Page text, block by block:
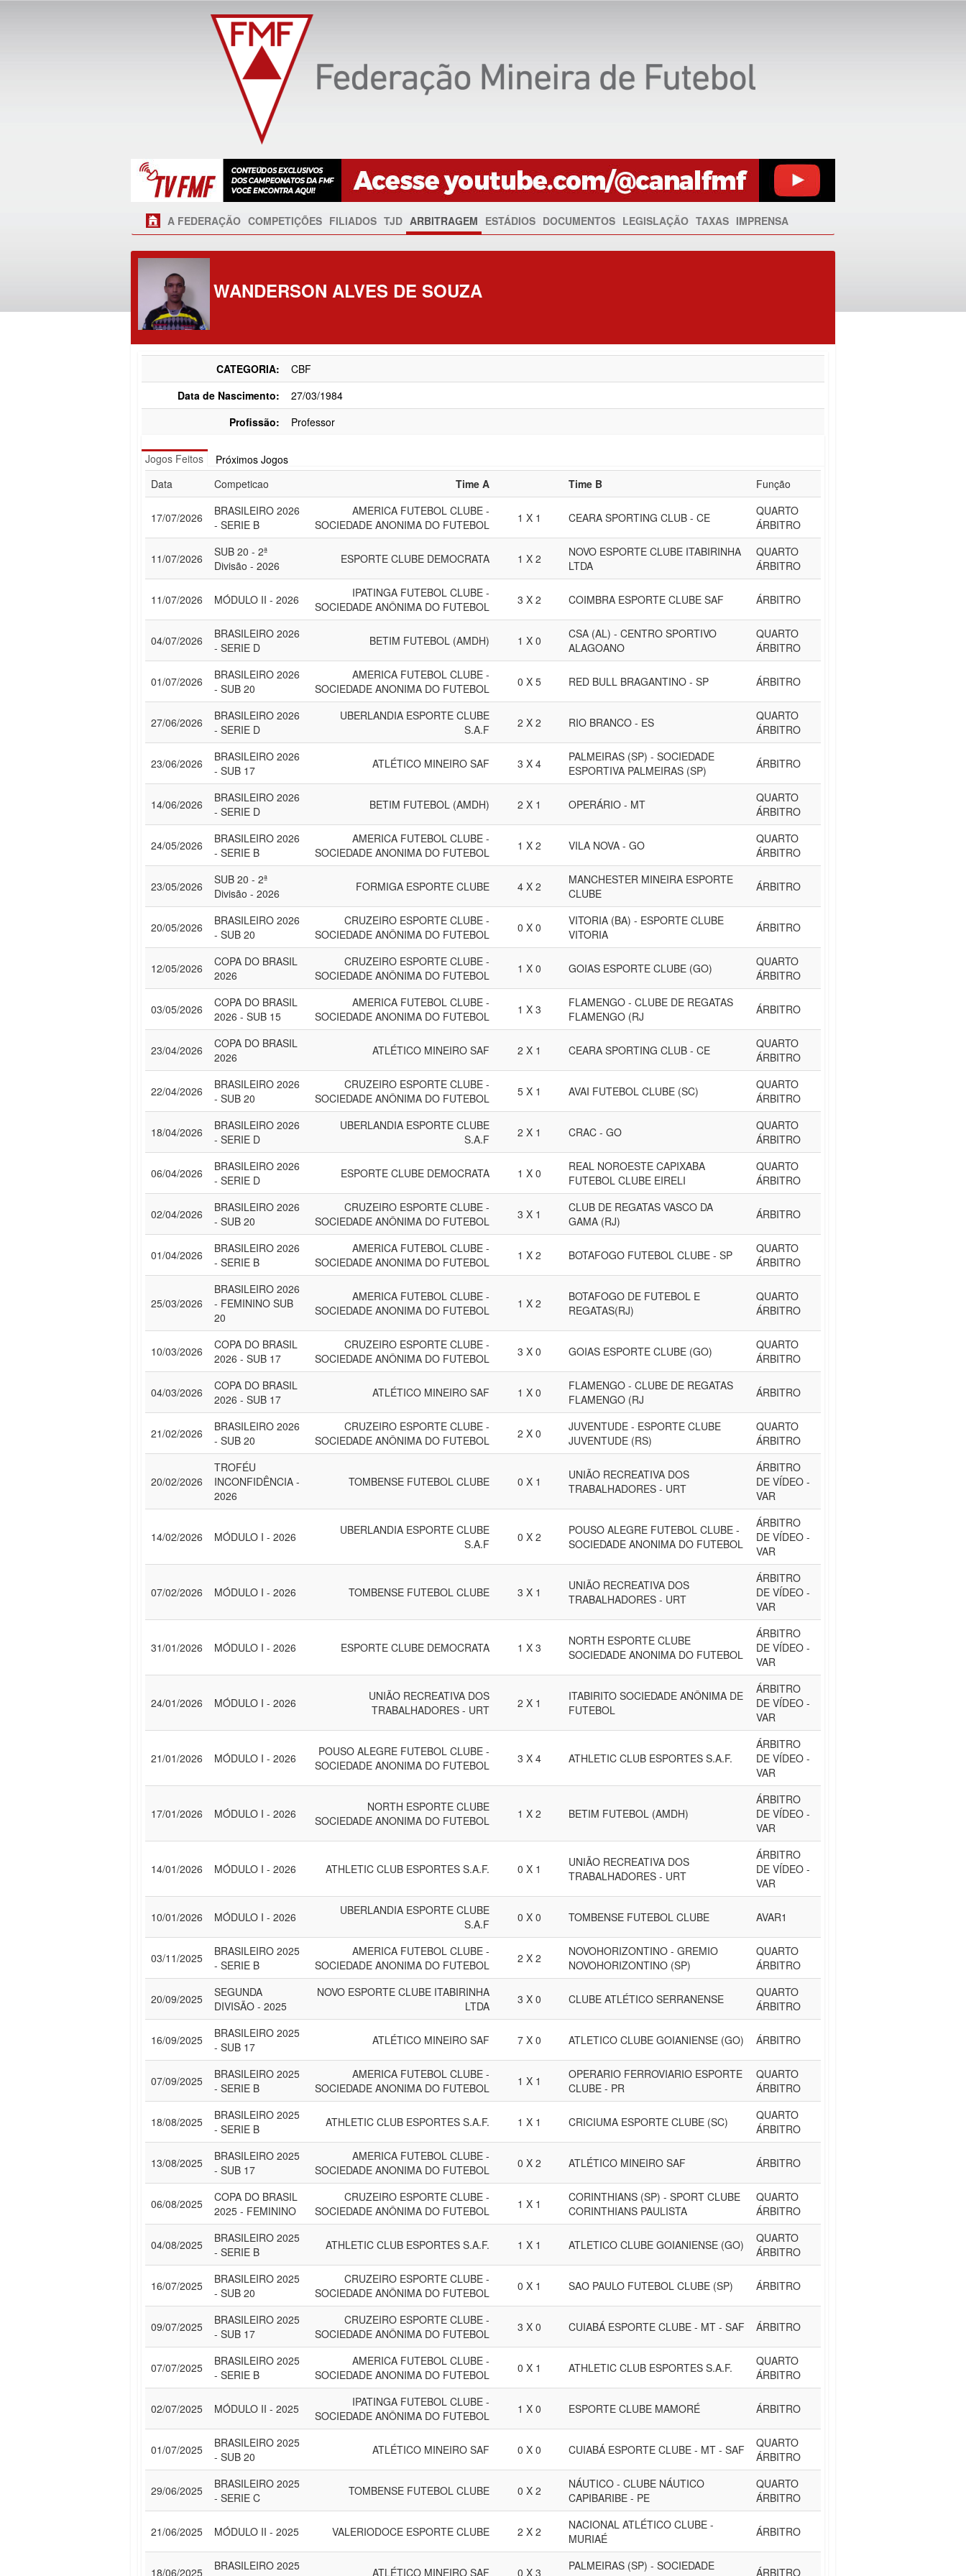
A FEDERAÇÃO COMPETIÇÕES FILIADOS TJD ARBITRAGEM ESTÁDIOS DOCUMENTOS LEGISLAÇÃO TAXAS IMPRENSA
WANDERSON ALVES DE SOUZA
CATEGORIA:
CBF
Data de Nascimento:
27/03/1984
Profissão:
Professor
Jogos Feitos
Próximos Jogos
Data
Competicao Time A Time B Função
17/07/2026
BRASILEIRO 2026
- SERIE B
AMERICA FUTEBOL CLUBE -
SOCIEDADE ANONIMA DO FUTEBOL
1 X 1 CEARA SPORTING CLUB - CE
QUARTO
ÁRBITRO
11/07/2026
SUB 20 - 2ª
Divisão - 2026
ESPORTE CLUBE DEMOCRATA 1 X 2
NOVO ESPORTE CLUBE ITABIRINHA
LTDA
QUARTO
ÁRBITRO
11/07/2026 MÓDULO II - 2026
IPATINGA FUTEBOL CLUBE -
SOCIEDADE ANÔNIMA DO FUTEBOL
3 X 2 COIMBRA ESPORTE CLUBE SAF ÁRBITRO
04/07/2026
BRASILEIRO 2026
- SERIE D
BETIM FUTEBOL (AMDH) 1 X 0
CSA (AL) - CENTRO SPORTIVO
ALAGOANO
QUARTO
ÁRBITRO
01/07/2026
BRASILEIRO 2026
- SUB 20
AMERICA FUTEBOL CLUBE -
SOCIEDADE ANONIMA DO FUTEBOL
0 X 5 RED BULL BRAGANTINO - SP ÁRBITRO
27/06/2026
BRASILEIRO 2026
- SERIE D
UBERLANDIA ESPORTE CLUBE
S.A.F
2 X 2 RIO BRANCO - ES
QUARTO
ÁRBITRO
23/06/2026
BRASILEIRO 2026
- SUB 17
ATLÉTICO MINEIRO SAF 3 X 4
PALMEIRAS (SP) - SOCIEDADE
ESPORTIVA PALMEIRAS (SP)
ÁRBITRO
14/06/2026
BRASILEIRO 2026
- SERIE D
BETIM FUTEBOL (AMDH) 2 X 1 OPERÁRIO - MT
QUARTO
ÁRBITRO
24/05/2026
BRASILEIRO 2026
- SERIE B
AMERICA FUTEBOL CLUBE -
SOCIEDADE ANONIMA DO FUTEBOL
1 X 2 VILA NOVA - GO
QUARTO
ÁRBITRO
23/05/2026
SUB 20 - 2ª
Divisão - 2026
FORMIGA ESPORTE CLUBE 4 X 2
MANCHESTER MINEIRA ESPORTE
CLUBE
ÁRBITRO
20/05/2026
BRASILEIRO 2026
- SUB 20
CRUZEIRO ESPORTE CLUBE -
SOCIEDADE ANÔNIMA DO FUTEBOL
0 X 0
VITORIA (BA) - ESPORTE CLUBE
VITORIA
ÁRBITRO
12/05/2026
COPA DO BRASIL
2026
CRUZEIRO ESPORTE CLUBE -
SOCIEDADE ANÔNIMA DO FUTEBOL
1 X 0 GOIAS ESPORTE CLUBE (GO)
QUARTO
ÁRBITRO
03/05/2026
COPA DO BRASIL
2026 - SUB 15
AMERICA FUTEBOL CLUBE -
SOCIEDADE ANONIMA DO FUTEBOL
1 X 3
FLAMENGO - CLUBE DE REGATAS
FLAMENGO (RJ
ÁRBITRO
23/04/2026
COPA DO BRASIL
2026
ATLÉTICO MINEIRO SAF 2 X 1 CEARA SPORTING CLUB - CE
QUARTO
ÁRBITRO
22/04/2026
BRASILEIRO 2026
- SUB 20
CRUZEIRO ESPORTE CLUBE -
SOCIEDADE ANÔNIMA DO FUTEBOL
5 X 1 AVAI FUTEBOL CLUBE (SC)
QUARTO
ÁRBITRO
18/04/2026
BRASILEIRO 2026
- SERIE D
UBERLANDIA ESPORTE CLUBE
S.A.F
2 X 1 CRAC - GO
QUARTO
ÁRBITRO
06/04/2026
BRASILEIRO 2026
- SERIE D
ESPORTE CLUBE DEMOCRATA 1 X 0
REAL NOROESTE CAPIXABA
FUTEBOL CLUBE EIRELI
QUARTO
ÁRBITRO
02/04/2026
BRASILEIRO 2026
- SUB 20
CRUZEIRO ESPORTE CLUBE -
SOCIEDADE ANÔNIMA DO FUTEBOL
3 X 1
CLUB DE REGATAS VASCO DA
GAMA (RJ)
ÁRBITRO
01/04/2026
BRASILEIRO 2026
- SERIE B
AMERICA FUTEBOL CLUBE -
SOCIEDADE ANONIMA DO FUTEBOL
1 X 2 BOTAFOGO FUTEBOL CLUBE - SP
QUARTO
ÁRBITRO
25/03/2026
BRASILEIRO 2026
- FEMININO SUB
20
AMERICA FUTEBOL CLUBE -
SOCIEDADE ANONIMA DO FUTEBOL
1 X 2
BOTAFOGO DE FUTEBOL E
REGATAS(RJ)
QUARTO
ÁRBITRO
10/03/2026
COPA DO BRASIL
2026 - SUB 17
CRUZEIRO ESPORTE CLUBE -
SOCIEDADE ANÔNIMA DO FUTEBOL
3 X 0 GOIAS ESPORTE CLUBE (GO)
QUARTO
ÁRBITRO
04/03/2026
COPA DO BRASIL
2026 - SUB 17
ATLÉTICO MINEIRO SAF 1 X 0
FLAMENGO - CLUBE DE REGATAS
FLAMENGO (RJ
ÁRBITRO
21/02/2026
BRASILEIRO 2026
- SUB 20
CRUZEIRO ESPORTE CLUBE -
SOCIEDADE ANÔNIMA DO FUTEBOL
2 X 0
JUVENTUDE - ESPORTE CLUBE
JUVENTUDE (RS)
QUARTO
ÁRBITRO
20/02/2026
TROFÉU
INCONFIDÊNCIA -
2026
TOMBENSE FUTEBOL CLUBE 0 X 1
UNIÃO RECREATIVA DOS
TRABALHADORES - URT
ÁRBITRO
DE VÍDEO -
VAR
14/02/2026 MÓDULO I - 2026
UBERLANDIA ESPORTE CLUBE
S.A.F
0 X 2
POUSO ALEGRE FUTEBOL CLUBE -
SOCIEDADE ANONIMA DO FUTEBOL
ÁRBITRO
DE VÍDEO -
VAR
07/02/2026 MÓDULO I - 2026 TOMBENSE FUTEBOL CLUBE 3 X 1
UNIÃO RECREATIVA DOS
TRABALHADORES - URT
ÁRBITRO
DE VÍDEO -
VAR
31/01/2026 MÓDULO I - 2026 ESPORTE CLUBE DEMOCRATA 1 X 3
NORTH ESPORTE CLUBE
SOCIEDADE ANONIMA DO FUTEBOL
ÁRBITRO
DE VÍDEO -
VAR
24/01/2026 MÓDULO I - 2026
UNIÃO RECREATIVA DOS
TRABALHADORES - URT
2 X 1
ITABIRITO SOCIEDADE ANÔNIMA DE
FUTEBOL
ÁRBITRO
DE VÍDEO -
VAR
21/01/2026 MÓDULO I - 2026
POUSO ALEGRE FUTEBOL CLUBE -
SOCIEDADE ANONIMA DO FUTEBOL
3 X 4 ATHLETIC CLUB ESPORTES S.A.F.
ÁRBITRO
DE VÍDEO -
VAR
17/01/2026 MÓDULO I - 2026
NORTH ESPORTE CLUBE
SOCIEDADE ANONIMA DO FUTEBOL
1 X 2 BETIM FUTEBOL (AMDH)
ÁRBITRO
DE VÍDEO -
VAR
14/01/2026 MÓDULO I - 2026 ATHLETIC CLUB ESPORTES S.A.F. 0 X 1
UNIÃO RECREATIVA DOS
TRABALHADORES - URT
ÁRBITRO
DE VÍDEO -
VAR
10/01/2026 MÓDULO I - 2026
UBERLANDIA ESPORTE CLUBE
S.A.F
0 X 0 TOMBENSE FUTEBOL CLUBE AVAR1
03/11/2025
BRASILEIRO 2025
- SERIE B
AMERICA FUTEBOL CLUBE -
SOCIEDADE ANONIMA DO FUTEBOL
2 X 2
NOVOHORIZONTINO - GREMIO
NOVOHORIZONTINO (SP)
QUARTO
ÁRBITRO
20/09/2025
SEGUNDA
DIVISÃO - 2025
NOVO ESPORTE CLUBE ITABIRINHA
LTDA
3 X 0 CLUBE ATLÉTICO SERRANENSE
QUARTO
ÁRBITRO
16/09/2025
BRASILEIRO 2025
- SUB 17
ATLÉTICO MINEIRO SAF 7 X 0 ATLETICO CLUBE GOIANIENSE (GO) ÁRBITRO
07/09/2025
BRASILEIRO 2025
- SERIE B
AMERICA FUTEBOL CLUBE -
SOCIEDADE ANONIMA DO FUTEBOL
1 X 1
OPERARIO FERROVIARIO ESPORTE
CLUBE - PR
QUARTO
ÁRBITRO
18/08/2025
BRASILEIRO 2025
- SERIE B
ATHLETIC CLUB ESPORTES S.A.F. 1 X 1 CRICIUMA ESPORTE CLUBE (SC)
QUARTO
ÁRBITRO
13/08/2025
BRASILEIRO 2025
- SUB 17
AMERICA FUTEBOL CLUBE -
SOCIEDADE ANONIMA DO FUTEBOL
0 X 2 ATLÉTICO MINEIRO SAF ÁRBITRO
06/08/2025
COPA DO BRASIL
2025 - FEMININO
CRUZEIRO ESPORTE CLUBE -
SOCIEDADE ANÔNIMA DO FUTEBOL
1 X 1
CORINTHIANS (SP) - SPORT CLUBE
CORINTHIANS PAULISTA
QUARTO
ÁRBITRO
04/08/2025
BRASILEIRO 2025
- SERIE B
ATHLETIC CLUB ESPORTES S.A.F. 1 X 1 ATLETICO CLUBE GOIANIENSE (GO)
QUARTO
ÁRBITRO
16/07/2025
BRASILEIRO 2025
- SUB 20
CRUZEIRO ESPORTE CLUBE -
SOCIEDADE ANÔNIMA DO FUTEBOL
0 X 1 SAO PAULO FUTEBOL CLUBE (SP) ÁRBITRO
09/07/2025
BRASILEIRO 2025
- SUB 17
CRUZEIRO ESPORTE CLUBE -
SOCIEDADE ANÔNIMA DO FUTEBOL
3 X 0 CUIABÁ ESPORTE CLUBE - MT - SAF ÁRBITRO
07/07/2025
BRASILEIRO 2025
- SERIE B
AMERICA FUTEBOL CLUBE -
SOCIEDADE ANONIMA DO FUTEBOL
0 X 1 ATHLETIC CLUB ESPORTES S.A.F.
QUARTO
ÁRBITRO
02/07/2025 MÓDULO II - 2025
IPATINGA FUTEBOL CLUBE -
SOCIEDADE ANÔNIMA DO FUTEBOL
1 X 0 ESPORTE CLUBE MAMORÉ ÁRBITRO
01/07/2025
BRASILEIRO 2025
- SUB 20
ATLÉTICO MINEIRO SAF 0 X 0 CUIABÁ ESPORTE CLUBE - MT - SAF
QUARTO
ÁRBITRO
29/06/2025
BRASILEIRO 2025
- SERIE C
TOMBENSE FUTEBOL CLUBE 0 X 2
NÁUTICO - CLUBE NÁUTICO
CAPIBARIBE - PE
QUARTO
ÁRBITRO
21/06/2025 MÓDULO II - 2025 VALERIODOCE ESPORTE CLUBE 2 X 2
NACIONAL ATLÉTICO CLUBE -
MURIAÉ
ÁRBITRO
18/06/2025
BRASILEIRO 2025
ATLÉTICO MINEIRO SAF 0 X 3
PALMEIRAS (SP) - SOCIEDADE
ÁRBITRO